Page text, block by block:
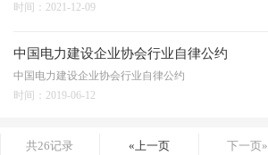
时间：2021-12-09
中国电力建设企业协会行业自律公约
中国电力建设企业协会行业自律公约
时间：2019-06-12
共26记录 «上一页 下一页»